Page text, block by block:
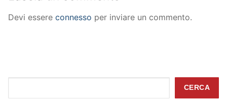
Devi essere connesso per inviare un commento.
CERCA